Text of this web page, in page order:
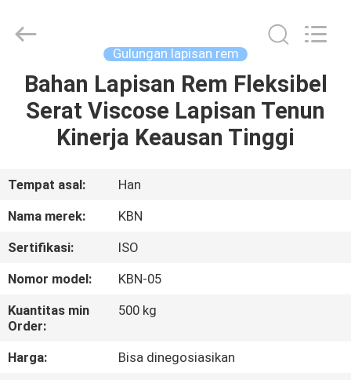
RUMAH
PRODUK
TENTANG
KAMI
TUR
PABRIK
KONTROL
KUALITAS
Reserved.
Gulungan lapisan rem
Bahan Lapisan Rem Fleksibel
Serat Viscose Lapisan Tenun
Kinerja Keausan Tinggi
Tempat asal:
Han
Nama merek:
KBN
Sertifikasi:
ISO
Nomor model:
KBN-05
Kuantitas min
Order:
500 kg
Harga:
Bisa dinegosiasikan